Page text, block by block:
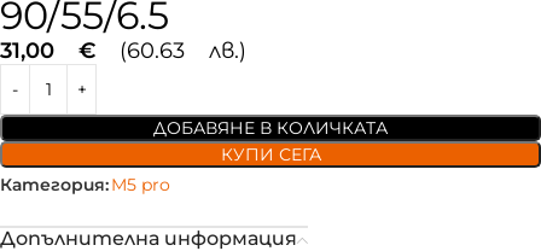
90/55/6.5
31,00 € (60.63 лв.)
ДОБАВЯНЕ В КОЛИЧКАТА
КУПИ СЕГА
Категория:M5 pro
Допълнителна информация